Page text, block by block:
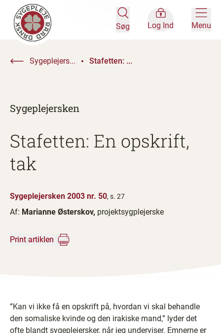
Søg Log Ind Menu
Sygeplejers... Stafetten: ...
Sygeplejersken
Stafetten: En opskrift,
tak
Sygeplejersken 2003 nr. 50, s. 27
Af: Marianne Østerskov, projektsygplejerske
Print artiklen
”Kan vi ikke få en opskrift på, hvordan vi skal behandle
den somaliske kvinde og den irakiske mand,” lyder det
ofte blandt sygeplejersker, når jeg underviser. Emnerne er